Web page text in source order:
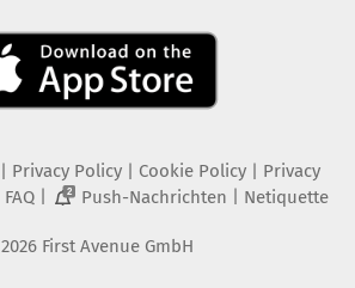
Privacy Policy| Cookie Policy| Privacy
FAQ| 2 Push-Nachrichten Netiquette
2026 First Avenue GmbH